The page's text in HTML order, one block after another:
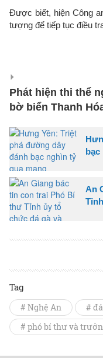
Được biết, hiện Công
tượng để tiếp tục điều
Phát hiện thi thể
bờ biển Thanh
bạc
An
Tag
# Nghệ An #
# phó bí thư và